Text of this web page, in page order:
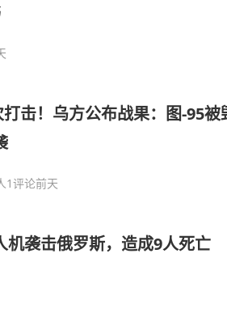
击！乌方公布战果：图-95被
1评论前天
机袭击俄罗斯，造成9人死亡